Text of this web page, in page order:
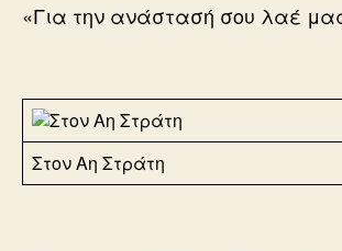
«Για την ανάστασή σου λαέ
Στον Αη Στράτη